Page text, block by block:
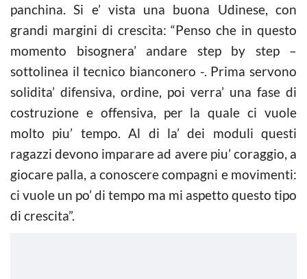
panchina. Si e’ vista una buona Udinese, con
grandi margini di crescita: “Penso che in questo
momento bisognera’ andare step by step –
sottolinea il tecnico bianconero -. Prima servono
solidita’ difensiva, ordine, poi verra’ una fase di
costruzione e offensiva, per la quale ci vuole
molto piu’ tempo. Al di la’ dei moduli questi
ragazzi devono imparare ad avere piu’ coraggio, a
giocare palla, a conoscere compagni e movimenti:
ci vuole un po’ di tempo ma mi aspetto questo tipo
di crescita”.